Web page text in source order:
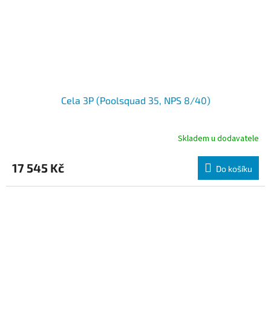
Cela 3P (Poolsquad 35, NPS 8/40)
Skladem u dodavatele
17 545 Kč Do košíku